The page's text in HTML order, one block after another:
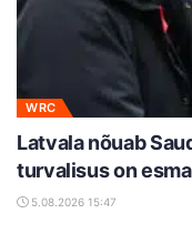
WRC
Latvala nõuab
turvalisus on
5.08.2026 15:47